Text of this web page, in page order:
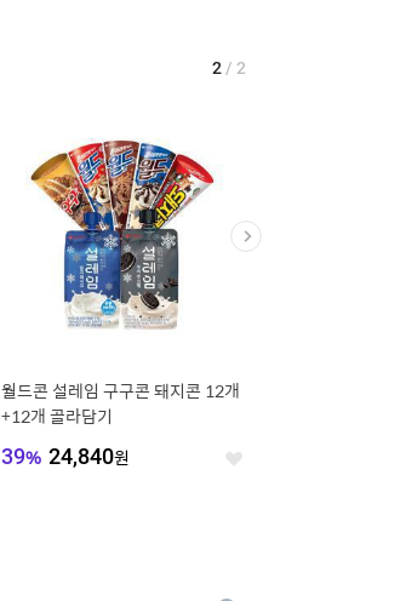
월드콘 설레임 구구콘 돼지콘 12개
+12개 골라담기
39% 24,840원 좋
2 / 2